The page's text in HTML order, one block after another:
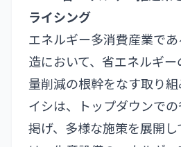
ライシング
エネルギー多消費産業で
造において、省エネルギー
量削減の根幹をなす取り
イシは、トップダウンで
掲げ、多様な施策を展開